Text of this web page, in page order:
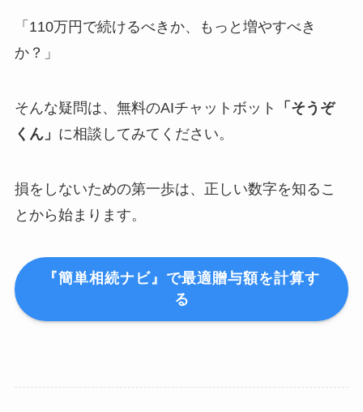
「110万円で続けるべきか、もっと増やすべき
か？」
そんな疑問は、無料のAIチャットボット
「そうぞ
くん」 に相談してみてください。
損をしないための第一歩は、正しい数字を知るこ
とから始まります。
『簡単相続ナビ』で最適贈与額を計算す
る